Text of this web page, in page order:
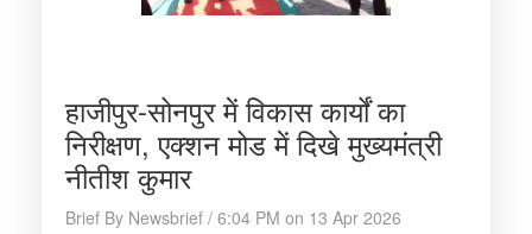
हाजीपुर-सोनपुर में विकास कार्यों का
निरीक्षण, एक्शन मोड में दिखे मुख्यमंत्री
नीतीश कुमार
Brief By Newsbrief / 6:04 PM on 13 Apr 2026